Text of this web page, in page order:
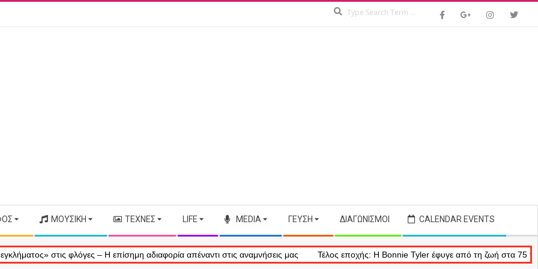
ΜΟΥΣΙΚΉ ΤΈΧΝΕΣ LIFE MEDIA ΓΕΎΣΗ ΔΙΑΓΩΝΙΣΜΟΊ CALENDAR EVENTS
στις φλόγες – Η επίσημη αδιαφορία απέναντι στις αναμνήσεις μας Τέλος εποχής: Η Bonnie Tyler έφυγε από τη ζωή στα 75 της